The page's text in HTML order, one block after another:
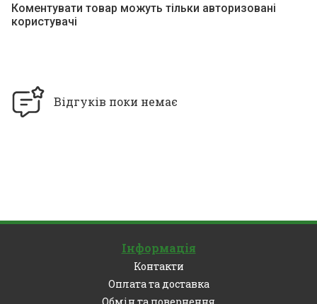
Коментувати товар можуть тільки авторизовані
користувачі
Відгуків поки немає
Інформація
Контакти
Оплата та доставка